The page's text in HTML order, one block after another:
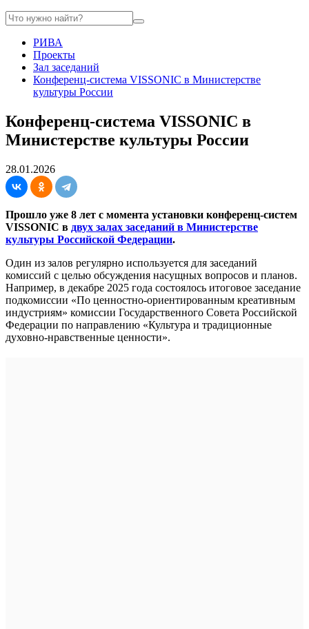
РИВА
Проекты
Зал заседаний
Конференц-система VISSONIC в Министерстве
культуры России
Конференц-система VISSONIC в
Министерстве культуры России
28.01.2026
Прошло уже 8 лет с момента установки конференц-систем
VISSONIC в двух залах заседаний в Министерстве
культуры Российской Федерации.
Один из залов регулярно используется для заседаний
комиссий с целью обсуждения насущных вопросов и планов.
Например, в декабре 2025 года состоялось итоговое заседание
подкомиссии «По ценностно-ориентированным креативным
индустриям» комиссии Государственного Совета Российской
Федерации по направлению «Культура и традиционные
духовно-нравственные ценности».